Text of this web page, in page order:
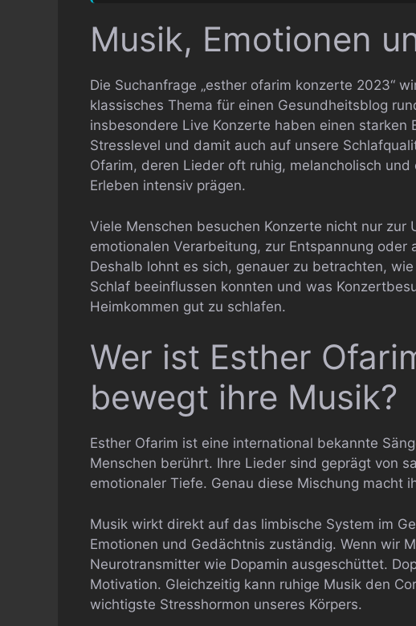
Musik, Emotionen
Die Suchanfrage „esther ofarim konzerte 2023“
klassisches Thema für einen Gesundheitsblog
insbesondere Live Konzerte haben einen starken
Stresslevel und damit auch auf unsere
Ofarim, deren Lieder oft ruhig, melancholisch
Erleben intensiv prägen.
Viele Menschen besuchen Konzerte nicht nur zur
emotionalen Verarbeitung, zur Entspannung oder
Deshalb lohnt es sich, genauer zu betrachten,
Schlaf beeinflussen konnten und was
Heimkommen gut zu schlafen.
Wer ist Esther
bewegt ihre Musik?
Esther Ofarim ist eine international bekannte
Menschen berührt. Ihre Lieder sind geprägt von
emotionaler Tiefe. Genau diese Mischung macht
Musik wirkt direkt auf das limbische System im
Emotionen und Gedächtnis zuständig. Wenn wir
Neurotransmitter wie Dopamin ausgeschüttet.
Motivation. Gleichzeitig kann ruhige Musik den
wichtigste Stresshormon unseres Körpers.